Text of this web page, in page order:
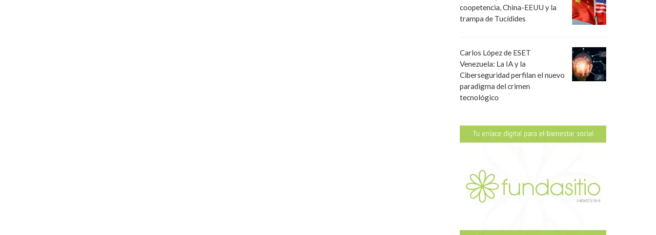
coopetencia, China-EEUU y la
trampa de Tucídides
Carlos López de ESET
Venezuela: La IA y la
Ciberseguridad perfilan el nuevo
paradigma del crimen
tecnológico